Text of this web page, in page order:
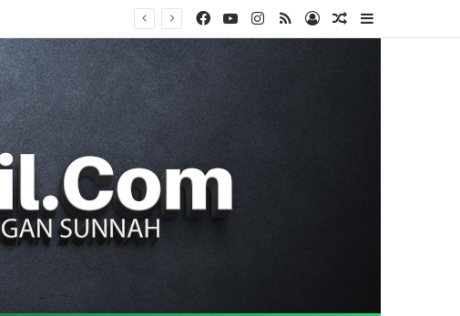
FacebookYouTubeInstagram
RSS Log InRandom Article